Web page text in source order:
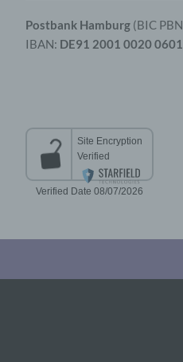
Postbank Hamburg (BIC
IBAN: DE91 2001 0020